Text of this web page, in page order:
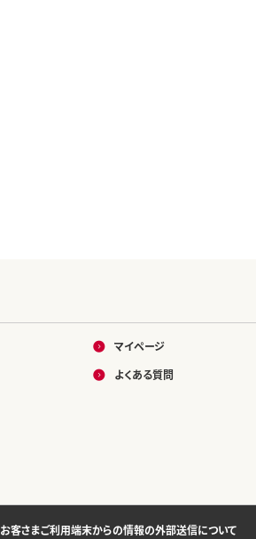
マイページ
よくある質問
お客さまご利用端末からの情報の外部送信について